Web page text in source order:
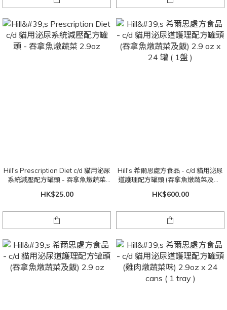
Hill's Prescription Diet c/d 貓用泌尿
系統減壓配方罐頭 - 吞拿魚燉蔬菜
2.9oz
HK$25.00
Hill's 希爾思處方食品 - c/d 貓用泌尿
道護理配方罐頭 (吞拿魚燉蔬菜及飯)
2.9 oz x 24 罐 ( 1盤 )
HK$600.00